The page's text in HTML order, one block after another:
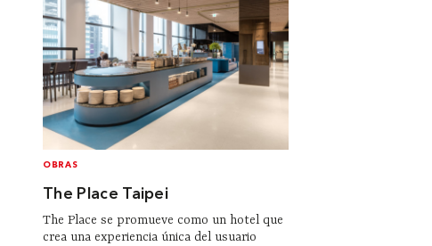
OBRAS
The Place Taipei
The Place se promueve como un hotel que
crea una experiencia única del usuario